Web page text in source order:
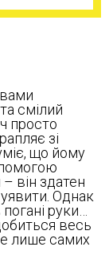
смілий
просто
зі
що йому
він здатен
Однак
руки…
весь
лише самих